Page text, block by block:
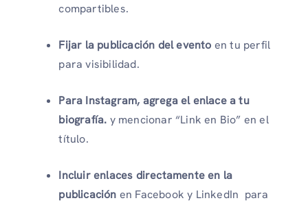
compartibles.
Fijar la publicación del evento en tu perfil
para visibilidad.
Para Instagram, agrega el enlace a tu
biografía. y mencionar “Link en Bio” en el
título.
Incluir enlaces directamente en la
publicación en Facebook y LinkedIn para